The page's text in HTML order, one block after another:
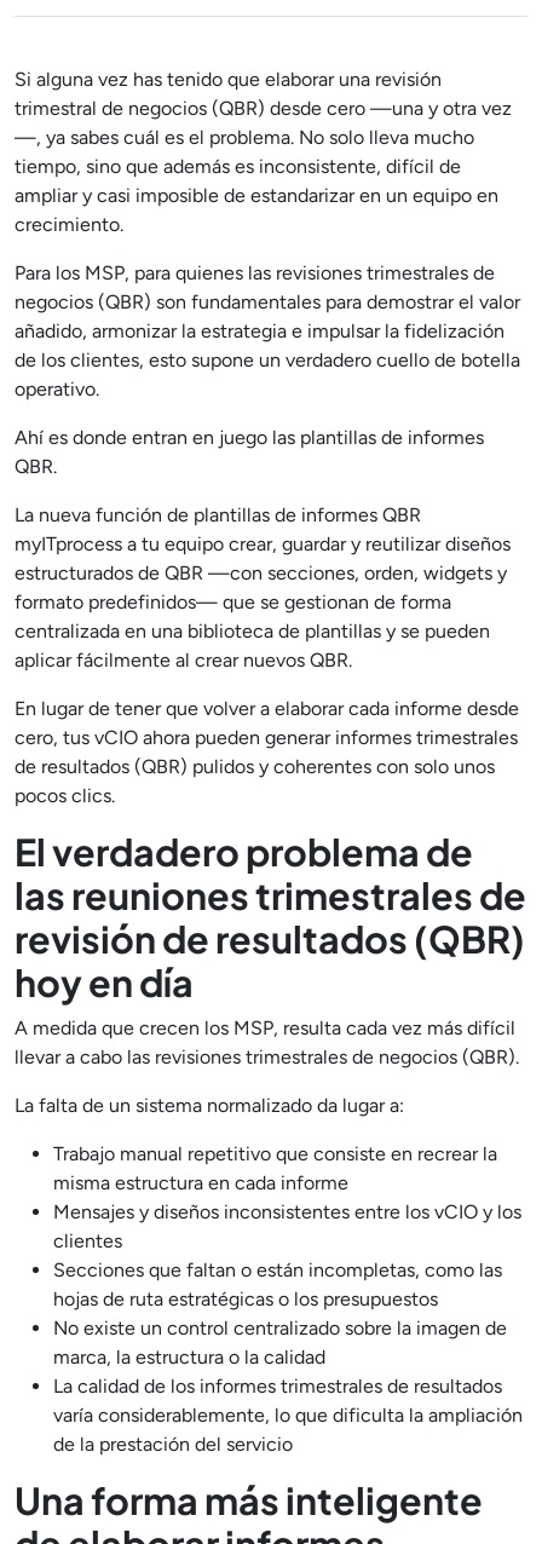
Si alguna vez has tenido que elaborar una revisión
trimestral de negocios (QBR) desde cero —una y otra vez
—, ya sabes cuál es el problema. No solo lleva mucho
tiempo, sino que además es inconsistente, difícil de
ampliar y casi imposible de estandarizar en un equipo en
crecimiento.
Para los MSP, para quienes las revisiones trimestrales de
negocios (QBR) son fundamentales para demostrar el valor
añadido, armonizar la estrategia e impulsar la fidelización
de los clientes, esto supone un verdadero cuello de botella
operativo.
Ahí es donde entran en juego las plantillas de informes
QBR.
La nueva función de plantillas de informes QBR
myITprocess a tu equipo crear, guardar y reutilizar diseños
estructurados de QBR —con secciones, orden, widgets y
formato predefinidos— que se gestionan de forma
centralizada en una biblioteca de plantillas y se pueden
aplicar fácilmente al crear nuevos QBR.
En lugar de tener que volver a elaborar cada informe desde
cero, tus vCIO ahora pueden generar informes trimestrales
de resultados (QBR) pulidos y coherentes con solo unos
pocos clics.
El verdadero problema de
las reuniones trimestrales de
revisión de resultados (QBR)
hoy en día
A medida que crecen los MSP, resulta cada vez más difícil
llevar a cabo las revisiones trimestrales de negocios (QBR).
La falta de un sistema normalizado da lugar a:
Trabajo manual repetitivo que consiste en recrear la
misma estructura en cada informe
Mensajes y diseños inconsistentes entre los vCIO y los
clientes
Secciones que faltan o están incompletas, como las
hojas de ruta estratégicas o los presupuestos
No existe un control centralizado sobre la imagen de
marca, la estructura o la calidad
La calidad de los informes trimestrales de resultados
varía considerablemente, lo que dificulta la ampliación
de la prestación del servicio
Una forma más inteligente